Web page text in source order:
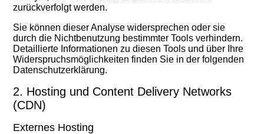
zurückverfolgt werden.
Sie können dieser Analyse widersprechen oder sie
durch die Nichtbenutzung bestimmter Tools verhindern.
Detaillierte Informationen zu diesen Tools und über Ihre
Widerspruchsmöglichkeiten finden Sie in der folgenden
Datenschutzerklärung.
2. Hosting und Content Delivery Networks
(CDN)
Externes Hosting